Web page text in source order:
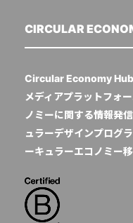
CIRCULAR
Circular Economy Hub
メディアプラットフォ
ノミーに関する情報発
ュラーデザインプログ
ーキュラーエコノミー